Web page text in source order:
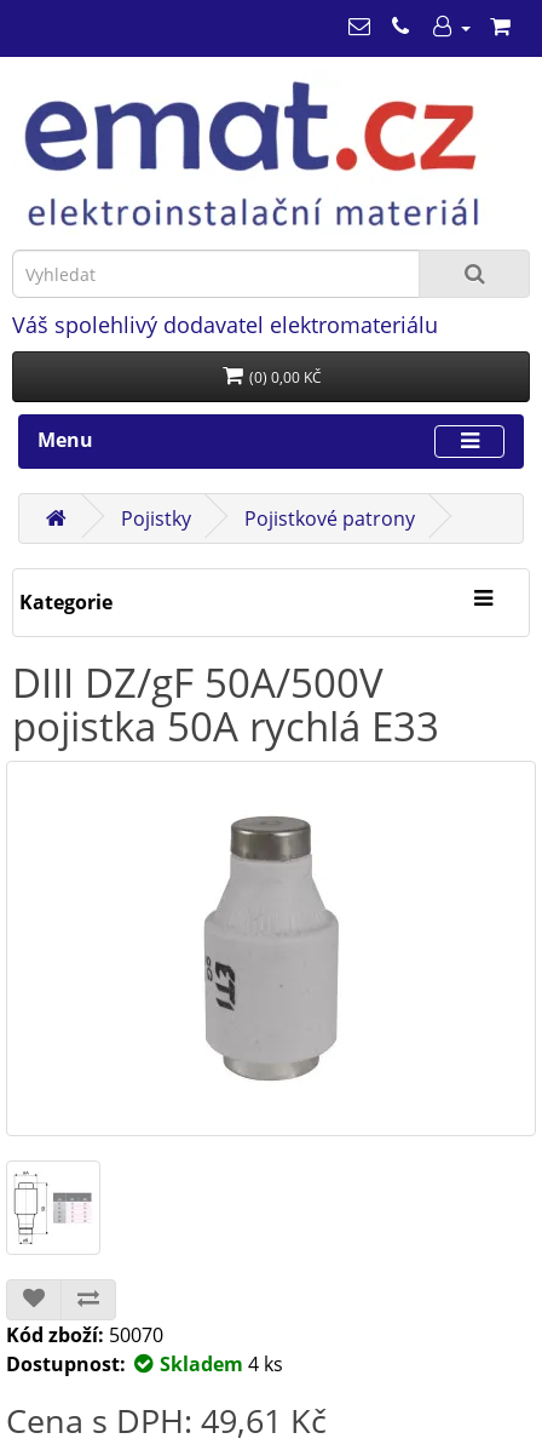
Váš spolehlivý dodavatel elektromateriálu
(0) 0,00 KČ
Menu
Pojistky Pojistkové patrony
Kategorie
DIII DZ/gF 50A/500V
pojistka 50A rychlá E33
Kód zboží: 50070
Dostupnost:
Skladem 4 ks
Cena s DPH: 49,61 Kč